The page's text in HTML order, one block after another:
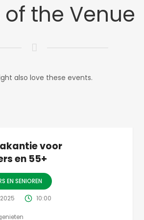
of the Venue
also love these events.
voor
en 55+
EN SENIOREN
10:00